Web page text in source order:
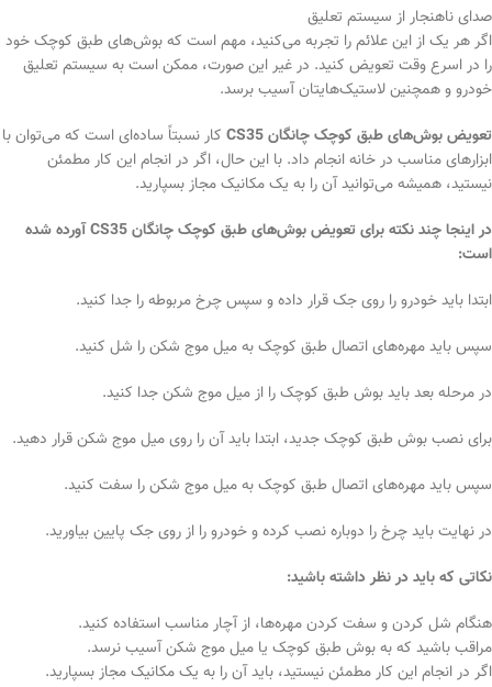
صدای ناهنجار از سیستم تعلیق
اگر هر یک از این علائم را تجربه می‌کنید، مهم است که بوش‌های طبق کوچک خود
را در اسرع وقت تعویض کنید. در غیر این صورت، ممکن است به سیستم تعلیق
خودرو و همچنین لاستیک‌هایتان آسیب برسد.
تعویض بوش‌های طبق کوچک چانگان CS35
کار نسبتاً ساده‌ای است که می‌توان با
ابزارهای مناسب در خانه انجام داد. با این حال، اگر در انجام این کار مطمئن
نیستید، همیشه می‌توانید آن را به یک مکانیک مجاز بسپارید.
در اینجا چند نکته برای تعویض بوش‌های طبق کوچک چانگان CS35 آورده شده
است:
ابتدا باید خودرو را روی جک قرار داده و سپس چرخ مربوطه را جدا کنید.
سپس باید مهره‌های اتصال طبق کوچک به میل موج شکن را شل کنید.
در مرحله بعد باید بوش طبق کوچک را از میل موج شکن جدا کنید.
برای نصب بوش طبق کوچک جدید، ابتدا باید آن را روی میل موج شکن قرار دهید.
سپس باید مهره‌های اتصال طبق کوچک به میل موج شکن را سفت کنید.
در نهایت باید چرخ را دوباره نصب کرده و خودرو را از روی جک پایین بیاورید.
نکاتی که باید در نظر داشته باشید:
هنگام شل کردن و سفت کردن مهره‌ها، از آچار مناسب استفاده کنید.
مراقب باشید که به بوش طبق کوچک یا میل موج شکن آسیب نرسد.
اگر در انجام این کار مطمئن نیستید، باید آن را به یک مکانیک مجاز بسپارید.